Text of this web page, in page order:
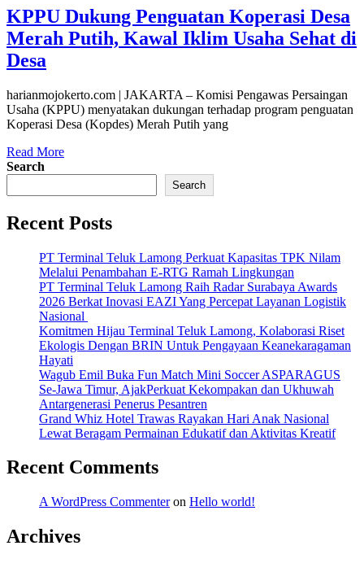
KPPU Dukung Penguatan Koperasi Desa
Merah Putih, Kawal Iklim Usaha Sehat di
Desa
harianmojokerto.com | JAKARTA – Komisi Pengawas Persaingan
Usaha (KPPU) menyatakan dukungan terhadap program penguatan
Koperasi Desa (Kopdes) Merah Putih yang
Read More
Search
Search
Recent Posts
PT Terminal Teluk Lamong Perkuat Kapasitas TPK Nilam
Melalui Penambahan E-RTG Ramah Lingkungan
PT Terminal Teluk Lamong Raih Radar Surabaya Awards
2026 Berkat Inovasi EAZI Yang Percepat Layanan Logistik
Nasional
Komitmen Hijau Terminal Teluk Lamong, Kolaborasi Riset
Ekologis Dengan BRIN Untuk Pengayaan Keanekaragaman
Hayati
Wagub Emil Buka Fun Match Mini Soccer ASPARAGUS
Se-Jawa Timur, AjakPerkuat Kekompakan dan Ukhuwah
Antargenerasi Penerus Pesantren
Grand Whiz Hotel Trawas Rayakan Hari Anak Nasional
Lewat Beragam Permainan Edukatif dan Aktivitas Kreatif
Recent Comments
A WordPress Commenteron Hello world!
Archives